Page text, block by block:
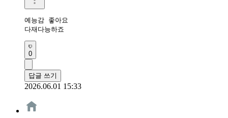
예능감 좋아요
다재다능하죠
0
답글 쓰기
2026.06.01 15:33